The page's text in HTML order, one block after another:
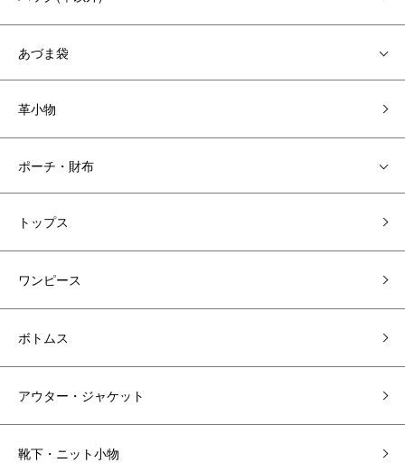
あづま袋
革小物
ポーチ・財布
トップス
ワンピース
ボトムス
アウター・ジャケット
靴下・ニット小物